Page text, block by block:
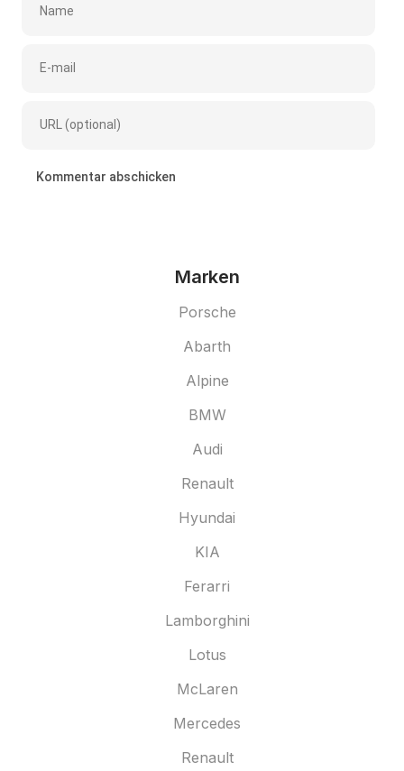
Marken
Porsche
Abarth
Alpine
BMW
Audi
Renault
Hyundai
KIA
Ferarri
Lamborghini
Lotus
McLaren
Mercedes
Renault